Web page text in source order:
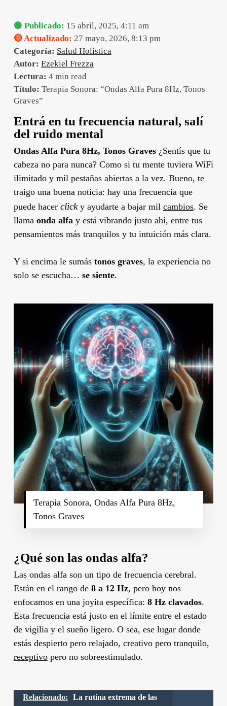
🟢 Publicado: 15 abril, 2025, 4:11 am
🔴 Actualizado: 27 mayo, 2026, 8:13 pm
Categoría: Salud Holística
Autor: Ezekiel Frezza
Lectura: 4 min read
Título: Terapia Sonora: “Ondas Alfa Pura 8Hz, Tonos
Graves”
Entrá en tu frecuencia natural, salí
del ruido mental
Ondas Alfa Pura 8Hz, Tonos Graves¿Sentís que tu
cabeza no para nunca? Como si tu mente tuviera WiFi
ilimitado y mil pestañas abiertas a la vez. Bueno, te
traigo una buena noticia: hay una frecuencia que
puede hacer clicky ayudarte a bajar mil cambios. Se
llama onda alfa y está vibrando justo ahí, entre tus
pensamientos más tranquilos y tu intuición más clara.
Y si encima le sumás tonos graves, la experiencia no
solo se escucha… se siente.
Terapia Sonora, Ondas Alfa Pura 8Hz,
Tonos Graves
¿Qué son las ondas alfa?
Las ondas alfa son un tipo de frecuencia cerebral.
Están en el rango de 8 a 12 Hz, pero hoy nos
enfocamos en una joyita específica: 8 Hz clavados.
Esta frecuencia está justo en el límite entre el estado
de vigilia y el sueño ligero. O sea, ese lugar donde
estás despierto pero relajado, creativo pero tranquilo,
receptivopero no sobreestimulado.
Relacionado:
La rutina extrema de las